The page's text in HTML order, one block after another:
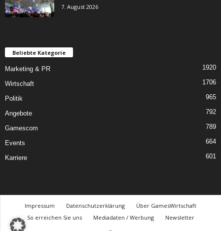
7. August 2026
Beliebte Kategorie
Marketing & PR 1920
Wirtschaft 1706
Politik 965
Angebote 792
Gamescom 789
Events 664
Karriere 601
Impressum Datenschutzerklärung
Über GamesWirtschaft
So erreichen Sie uns
Mediadaten / Werbung
Newsletter